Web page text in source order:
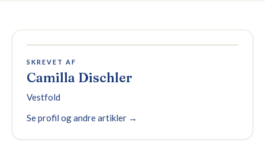
SKREVET AF
Camilla Dischler
Vestfold
Se profil og andre artikler →